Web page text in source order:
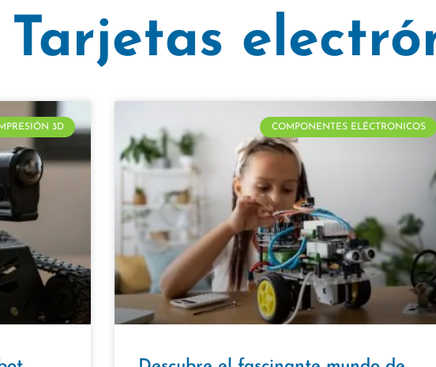
Tarjetas
3D COMPONENTES ELÉCTRONICOS